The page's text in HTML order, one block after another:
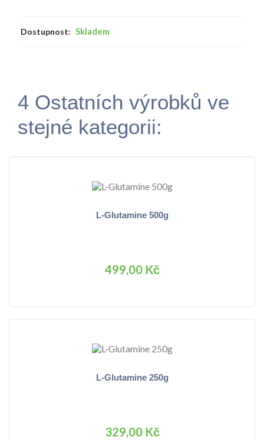
Dostupnost: Skladem
4 Ostatních výrobků ve
stejné kategorii:
L-Glutamine 500g
499,00 Kč
L-Glutamine 250g
329,00 Kč